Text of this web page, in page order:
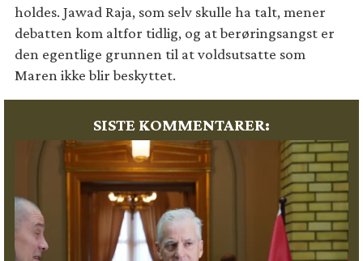
holdes. Jawad Raja, som selv skulle ha talt, mener
debatten kom altfor tidlig, og at berøringsangst er
den egentlige grunnen til at voldsutsatte som
Maren ikke blir beskyttet.
SISTE KOMMENTARER: